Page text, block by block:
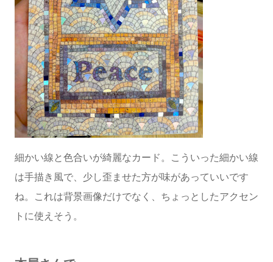
細かい線と色合いが綺麗なカード。こういった細かい線
は手描き風で、少し歪ませた方が味があっていいです
ね。これは背景画像だけでなく、ちょっとしたアクセン
トに使えそう。